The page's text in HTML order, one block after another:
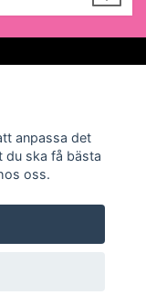
anpassa det
du ska få bästa
oss.